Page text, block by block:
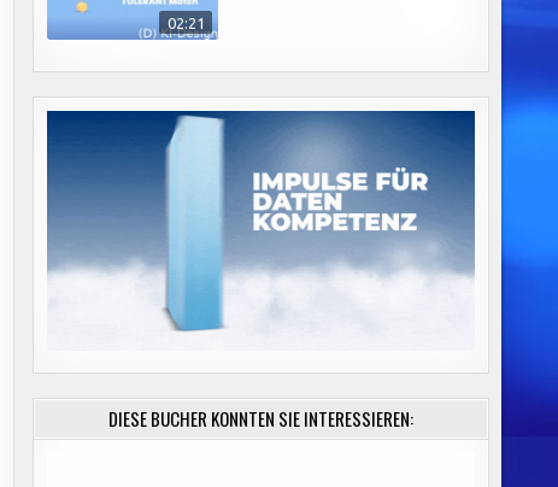
02:21
DIESE BÜCHER KÖNNTEN SIE INTERESSIEREN: